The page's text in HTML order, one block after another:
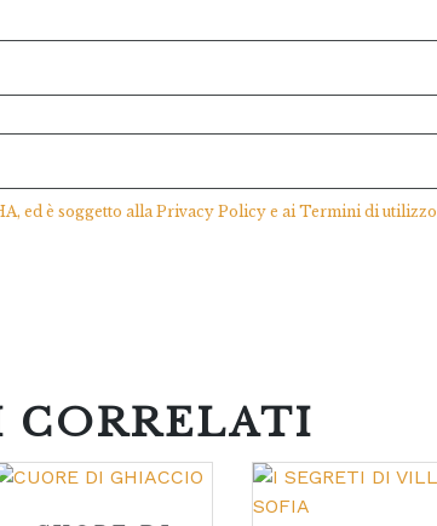
ed è soggetto allaPrivacy Policy e aiTermini di utilizzo
CORRELATI